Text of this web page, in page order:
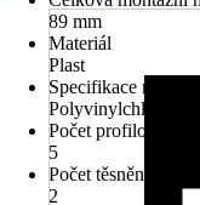
89 mm
Materiál
Plast
Specifikace
Polyvinylchlorid
Počet profilových
5
Počet těsnění
2